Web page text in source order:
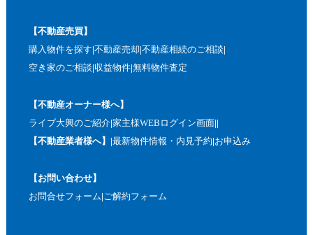
【不動産売買】
購入物件を探す 不動産売却 不動産相続のご相談
空き家のご相談 収益物件 無料物件査定
【不動産オーナー様へ】
ライブ大興のご紹介 家主様WEBログイン画面
【不動産業者様へ】
最新物件情報・内見予約 お申込み
【お問い合わせ】
お問合せフォーム ご解約フォーム